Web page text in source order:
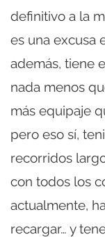
definitivo a la
es una excusa
además, tiene
nada menos
más equipaje
pero eso sí,
recorridos
con todos los
actualmente,
recargar… y